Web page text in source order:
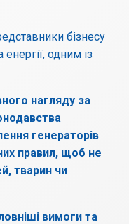
бізнесу
одним із
нагляду за
генераторів
правил, щоб не
тварин чи
вимоги та